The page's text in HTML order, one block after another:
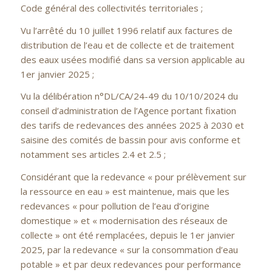
Code général des collectivités territoriales ;
Vu l’arrêté du 10 juillet 1996 relatif aux factures de
distribution de l’eau et de collecte et de traitement
des eaux usées modifié dans sa version applicable au
1er janvier 2025 ;
Vu la délibération n°DL/CA/24-49 du 10/10/2024 du
conseil d’administration de l’Agence portant fixation
des tarifs de redevances des années 2025 à 2030 et
saisine des comités de bassin pour avis conforme et
notamment ses articles 2.4 et 2.5 ;
Considérant que la redevance « pour prélèvement sur
la ressource en eau » est maintenue, mais que les
redevances « pour pollution de l’eau d’origine
domestique » et « modernisation des réseaux de
collecte » ont été remplacées, depuis le 1er janvier
2025, par la redevance « sur la consommation d’eau
potable » et par deux redevances pour performance